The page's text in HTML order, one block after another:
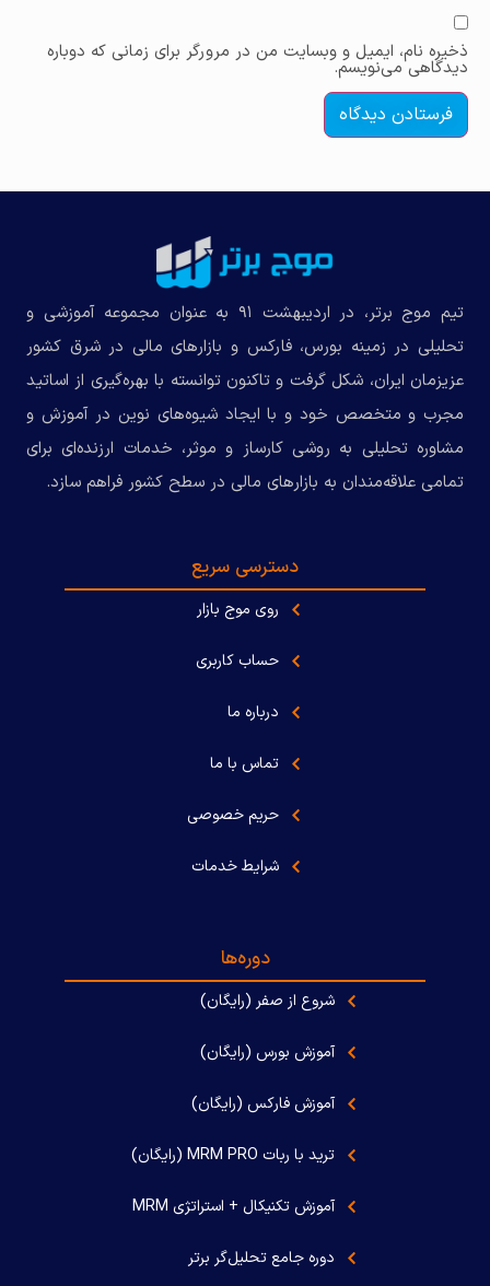
ذخیره نام، ایمیل و وبسایت من در مرورگر برای زمانی که دوباره
دیدگاهی می‌نویسم.
تیم موج برتر، در اردیبهشت ۹۱ به عنوان مجموعه‌ آموزشی و
تحلیلی در زمینه بورس، فارکس و بازارهای مالی در شرق کشور
عزیزمان ایران، شکل گرفت و تاکنون توانسته با بهره‌گیری از اساتید
مجرب و متخصص خود و با ایجاد شیوه‌های نوین در آموزش و
مشاوره تحلیلی به روشی کارساز و موثر، خدمات ارزنده‌ای برای
تمامی علاقه‌مندان به بازارهای مالی در سطح کشور فراهم سازد.
دسترسی سریع
روی موج بازار
حساب کاربری
درباره ما
تماس با ما
حریم خصوصی
شرایط خدمات
دوره‌ها
شروع از صفر (رایگان)
آموزش بورس (رایگان)
آموزش فارکس (رایگان)
ترید با ربات MRM PRO (رایگان)
آموزش تکنیکال + استراتژی MRM
دوره جامع تحلیل‌گر برتر